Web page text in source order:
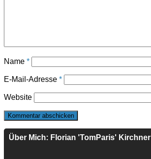
Name *
E-Mail-Adresse *
Website
Über Mich: Florian 'TomParis' Kirchner